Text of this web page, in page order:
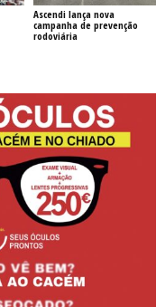
Ascendi lança nova
campanha de prevenção
rodoviária